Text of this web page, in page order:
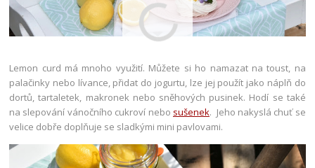
Lemon curd má mnoho využití. Můžete si ho namazat na toust, na
palačinky nebo lívance, přidat do jogurtu, lze jej použít jako náplň do
dortů, tartaletek, makronek nebo sněhových pusinek. Hodí se také
na slepování vánočního cukroví nebo sušenek. Jeho nakyslá chuť se
velice dobře doplňuje se sladkými mini pavlovami.